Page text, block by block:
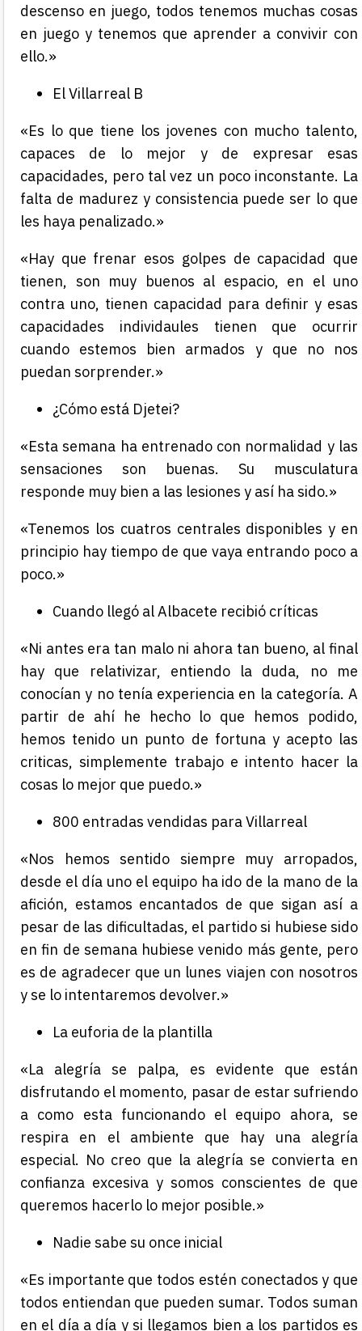
descenso en juego, todos tenemos muchas cosas
en juego y tenemos que aprender a convivir con
ello.»
El Villarreal B
«Es lo que tiene los jovenes con mucho talento,
capaces de lo mejor y de expresar esas
capacidades, pero tal vez un poco inconstante. La
falta de madurez y consistencia puede ser lo que
les haya penalizado.»
«Hay que frenar esos golpes de capacidad que
tienen, son muy buenos al espacio, en el uno
contra uno, tienen capacidad para definir y esas
capacidades individaules tienen que ocurrir
cuando estemos bien armados y que no nos
puedan sorprender.»
¿Cómo está Djetei?
«Esta semana ha entrenado con normalidad y las
sensaciones son buenas. Su musculatura
responde muy bien a las lesiones y así ha sido.»
«Tenemos los cuatros centrales disponibles y en
principio hay tiempo de que vaya entrando poco a
poco.»
Cuando llegó al Albacete recibió críticas
«Ni antes era tan malo ni ahora tan bueno, al final
hay que relativizar, entiendo la duda, no me
conocían y no tenía experiencia en la categoría. A
partir de ahí he hecho lo que hemos podido,
hemos tenido un punto de fortuna y acepto las
criticas, simplemente trabajo e intento hacer la
cosas lo mejor que puedo.»
800 entradas vendidas para Villarreal
«Nos hemos sentido siempre muy arropados,
desde el día uno el equipo ha ido de la mano de la
afición, estamos encantados de que sigan así a
pesar de las dificultadas, el partido si hubiese sido
en fin de semana hubiese venido más gente, pero
es de agradecer que un lunes viajen con nosotros
y se lo intentaremos devolver.»
La euforia de la plantilla
«La alegría se palpa, es evidente que están
disfrutando el momento, pasar de estar sufriendo
a como esta funcionando el equipo ahora, se
respira en el ambiente que hay una alegría
especial. No creo que la alegría se convierta en
confianza excesiva y somos conscientes de que
queremos hacerlo lo mejor posible.»
Nadie sabe su once inicial
«Es importante que todos estén conectados y que
todos entiendan que pueden sumar. Todos suman
en el día a día y si llegamos bien a los partidos es